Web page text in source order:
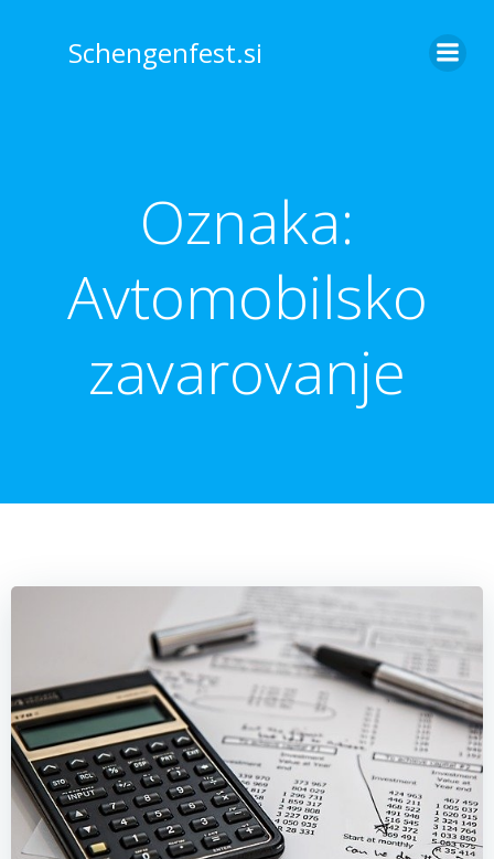
to
content
Schengenfest.si
Oznaka:
Avtomobilsko
zavarovanje